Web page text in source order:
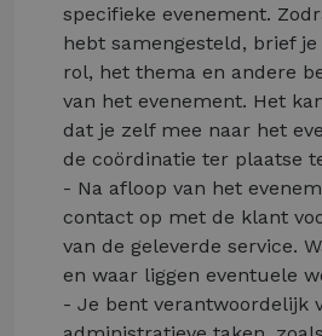
specifieke evenement.
hebt samengesteld, brief
rol, het thema en andere
van het evenement. Het
dat je zelf mee naar het
de coördinatie ter plaatse
- Na afloop van het
contact op met de klant
van de geleverde service.
en waar liggen eventuele
- Je bent verantwoordelijk